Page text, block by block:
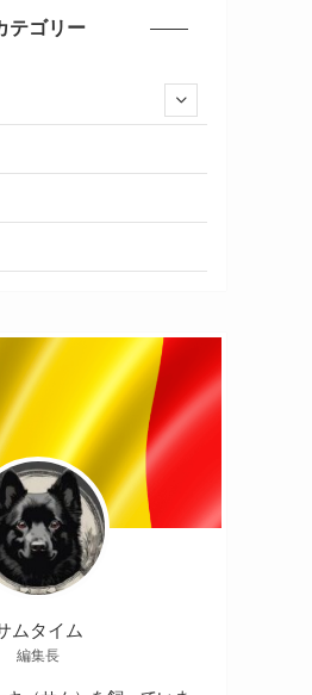
テゴリー
ムタイム
編集長